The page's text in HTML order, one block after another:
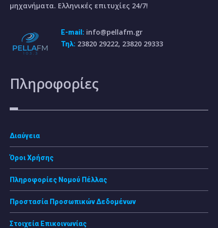
μηχανήματα. Ελληνικές επιτυχίες 24/7!
E-mail: info@pellafm.gr
Τηλ: 23820 29222, 23820 29333
Πληροφορίες
Διαύγεια
Όροι Χρήσης
Πληροφορίες Νομού Πέλλας
Προστασία Προσωπικών Δεδομένων
Στοιχεία Επικοινωνίας